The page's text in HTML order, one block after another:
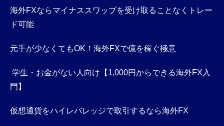
海外FXならマイナススワップを受け取ることなくトレー
ド可能
元手が少なくてもOK！海外FXで億を稼ぐ極意
学生・お金がない人向け【1,000円からできる海外FX入
門】
仮想通貨をハイレバレッジで取引するなら海外FX